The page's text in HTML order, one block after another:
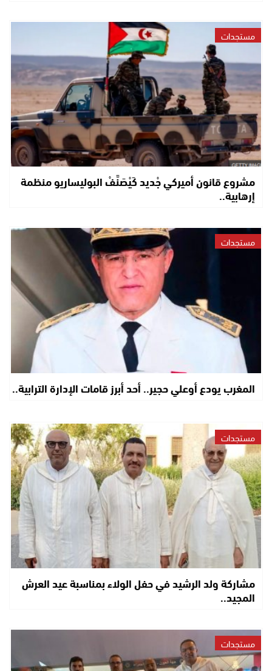
مستجدات
مشروع قانون أميركي جْديد كَيْصَنَّفْ البوليساريو منظمة
إرهابية..
مستجدات
المغرب يودع أوعلي حجير.. أحد أبرز قامات الإدارة الترابية..
مستجدات
مشاركة ولد الرشيد في حفل الولاء بمناسبة عيد العرش
المجيد..
مستجدات